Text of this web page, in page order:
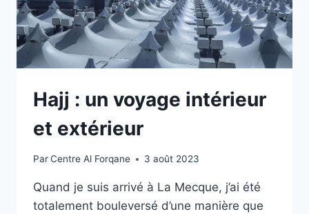
Hajj : un voyage intérieur
et extérieur
ParCentre Al Forqane 3 août 2023
Quand je suis arrivé à La Mecque, j’ai été
totalement bouleversé d’une manière que